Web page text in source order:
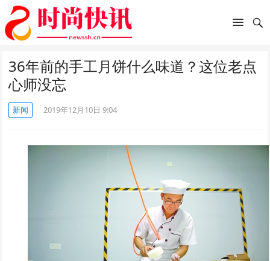
36年前的手工月饼什么味道？这位老点
心师没忘
新闻 2019年12月10日 9:04